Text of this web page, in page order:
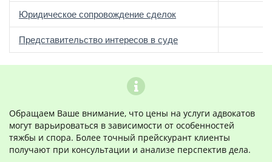
Юридическое сопровождение сделок
Представительство интересов в суде
Обращаем Ваше внимание, что цены на услуги адвокатов
могут варьироваться в зависимости от особенностей
тяжбы и спора. Более точный прейскурант клиенты
получают при консультации и анализе перспектив дела.